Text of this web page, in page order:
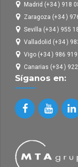
Madrid (+34 ) 918
Zaragoza (+34 )
Sevilla (+34 ) 955
Valladolid (+34 )
Vigo (+34 ) 986
Canarias (+34 )
Síganos en: